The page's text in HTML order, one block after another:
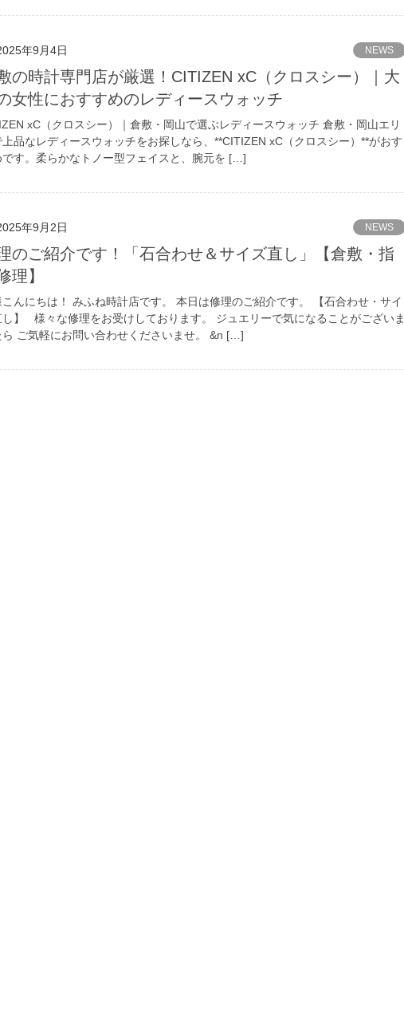
年9月4日 NEWS
の時計専門店が厳選！CITIZEN xC（クロスシー）｜大
女性におすすめのレディースウォッチ
xC（クロスシー）｜倉敷・岡山で選ぶレディースウォッチ 倉敷・岡山エリ
上品なレディースウォッチをお探しなら、**CITIZEN xC（クロスシー）**がおす
です。柔らかなトノー型フェイスと、腕元を […]
年9月2日 NEWS
のご紹介です！「石合わせ＆サイズ直し」【倉敷・指
理】
こんにちは！ みふね時計店です。 本日は修理のご紹介です。 【石合わせ・サイ
し】 様々な修理をお受けしております。 ジュエリーで気になることがございま
ら ご気軽にお問い合わせくださいませ。 &n […]